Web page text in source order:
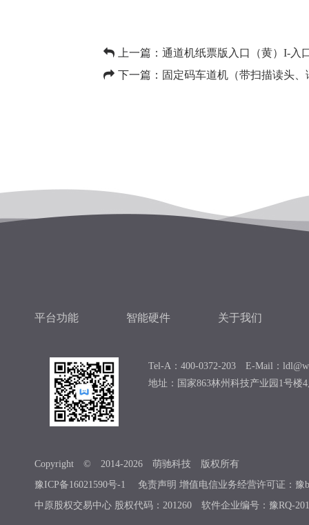
上一篇： 通道机纸票版入口（黄）I-入
下一篇： 固定码车道机（带扫描读头、
平台功能 智能硬件 关于我们
Tel-A：400-0372-203 E-Mail：
地址：国家863林州科技产业园1号楼
Copyright © 2014-2026 萌驰科技 版权所有
豫ICP备16021590号-1 免责声明 增值电信业务经营许可证：豫
中原股权交易中心 股权代码：201260 软件企业编号：豫RQ-